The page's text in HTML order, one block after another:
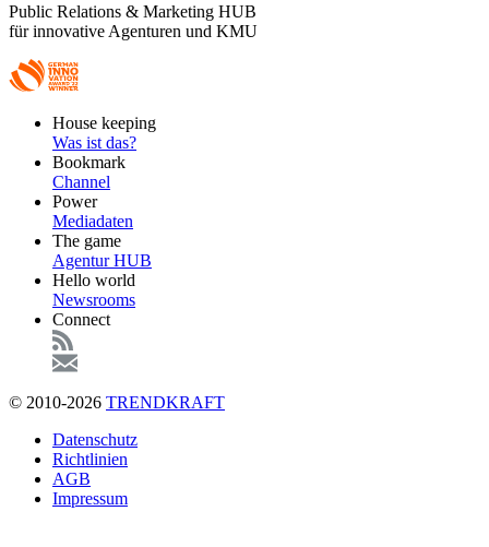
Public Relations & Marketing HUB
für innovative Agenturen und KMU
FooterHouse keeping
Was ist das?
Bookmark
Channel
Power
Mediadaten
The game
Agentur HUB
Hello world
Newsrooms
Connect
© 2010-2026 TRENDKRAFT
FußzeileDatenschutz
Richtlinien
AGB
Impressum